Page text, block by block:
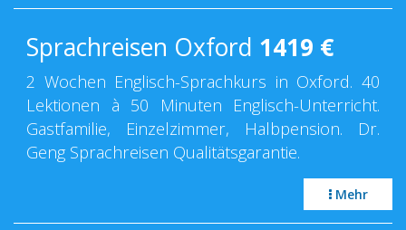
Sprachreisen Oxford 1419 €
2 Wochen Englisch-Sprachkurs in Oxford. 40
Lektionen à 50 Minuten Englisch-Unterricht.
Gastfamilie, Einzelzimmer, Halbpension. Dr.
Geng Sprachreisen Qualitätsgarantie.
Mehr